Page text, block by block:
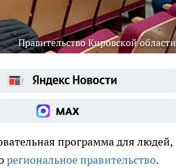
Правительство Кировской области
программа для людей,
региональное правительство.